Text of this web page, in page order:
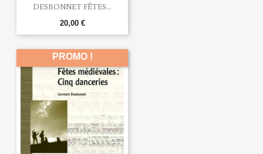
DESBONNET FÊTES...
20,00 €
PROMO !